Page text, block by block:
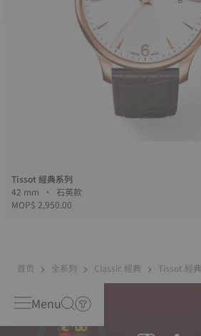
Tissot 經典系列
42 mm • 石英款
MOP$ 2,950.00
首页 全系列 Classic 經典 Tissot 經
Menu